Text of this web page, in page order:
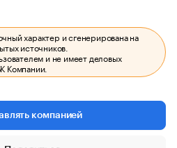
характер и сгенерирована на
источников.
и не имеет деловых
Компании.
компанией